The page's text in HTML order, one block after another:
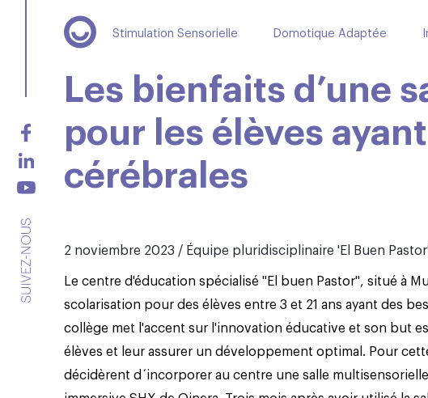
Stimulation Sensorielle Domotique Adaptée
Les bienfaits d’une
pour les élèves
cérébrales
2 noviembre 2023 / Équipe pluridisciplinaire 'El Buen
Le centre d'éducation spécialisé "El buen Pastor", situé à
scolarisation pour des élèves entre 3 et 21 ans ayant des
collège met l'accent sur l'innovation éducative et son but
élèves et leur assurer un développement optimal. Pour
décidèrent d´incorporer au centre une salle